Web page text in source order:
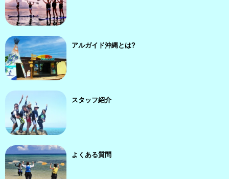
アルガイド沖縄とは?
スタッフ紹介
よくある質問